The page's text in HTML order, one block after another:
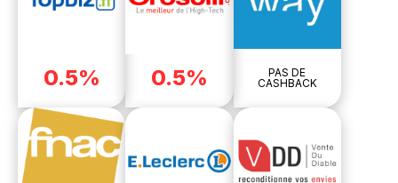
0.5% 0.5%
PAS DE
CASHBACK